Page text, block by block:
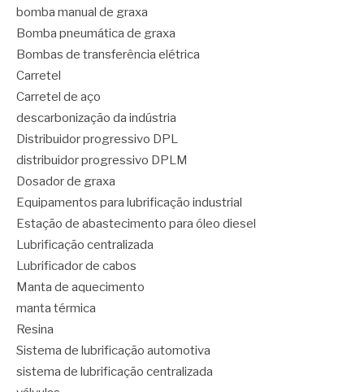
bomba manual de graxa
Bomba pneumática de graxa
Bombas de transferência elétrica
Carretel
Carretel de aço
descarbonização da indústria
Distribuidor progressivo DPL
distribuidor progressivo DPLM
Dosador de graxa
Equipamentos para lubrificação industrial
Estação de abastecimento para óleo diesel
Lubrificação centralizada
Lubrificador de cabos
Manta de aquecimento
manta térmica
Resina
Sistema de lubrificação automotiva
sistema de lubrificação centralizada